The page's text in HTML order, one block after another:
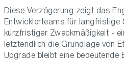
Diese Verzögerung zeigt das
Entwicklerteams für langfristige
kurzfristiger Zweckmäßigkeit -
letztendlich die Grundlage von
Upgrade bleibt eine bedeutende